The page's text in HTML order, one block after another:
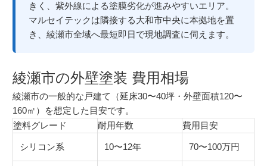
きく、紫外線による塗膜劣化が進みやすいエリア。
マルセイテックは隣接する大和市中央に本拠地を置
き、綾瀬市全域へ最短即日で現地調査に伺えます。
綾瀬市の外壁塗装 費用相場
綾瀬市の一般的な戸建て（延床30〜40坪・外壁面積120〜
160㎡）を想定した目安です。
塗料グレード
耐用年数 費用目安
シリコン系 10〜12年 70〜100万円